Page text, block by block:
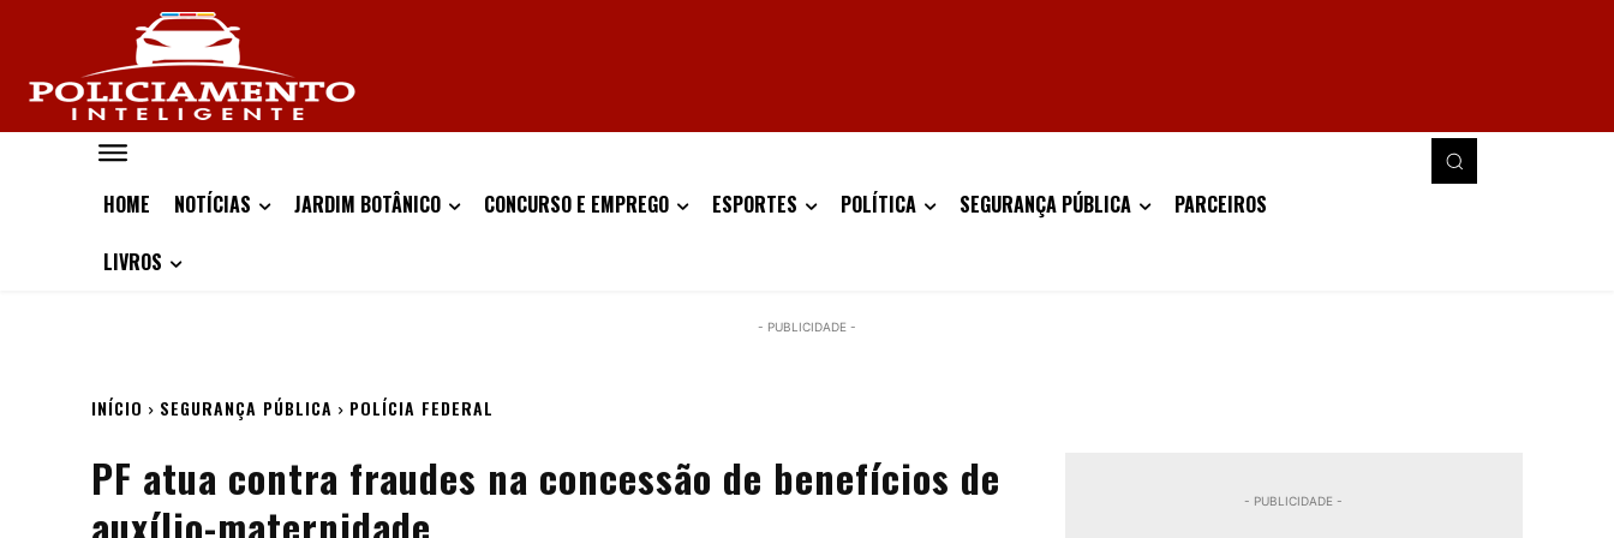
HOME NOTÍCIAS JARDIM BOTÂNICO CONCURSO E EMPREGO ESPORTES POLÍTICA SEGURANÇA PÚBLICA
PARCEIROS
LIVROS
- PUBLICIDADE -
INÍCIO SEGURANÇA PÚBLICA POLÍCIA FEDERAL
PF atua contra fraudes na concessão de benefícios de
auxílio-maternidade
- PUBLICIDADE -